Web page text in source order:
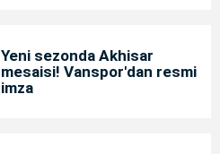
Yeni sezonda Akhisar
mesaisi! Vanspor'dan resmi
imza